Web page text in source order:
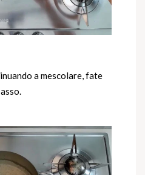
a mescolare, fate